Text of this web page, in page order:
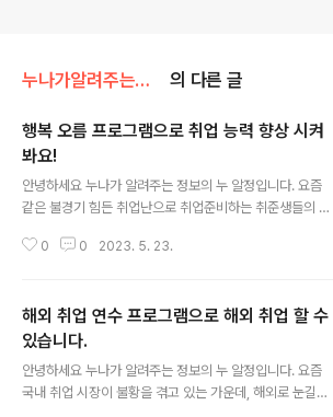
누나가알려주는정보 의 다른 글
행복 오름 프로그램으로 취업 능력 향상 시켜
봐요!
안녕하세요 누나가 알려주는 정보의 누 알정입니다. 요즘
같은 불경기 힘든 취업난으로 취업준비하는 취준생들의 시
는데요. 오랫동안 취업준비를 하게 되면 몸도 지치고 그만
인 지원이 필요한 청년들을 대상으로 하는 취업능력향상
프로그램이 있다고 합니다. 그래서 오늘은 취업능력향상
(행복오름) 프로그램에 대해서 알아봤습니다. 취업능력향
상(행복오름) 프로그램? 자활사업에 참여하지 않는 근로능
력이 있는 기초생활수급자를 대상으로 하는 맞춤형 취업지
0 0 2023. 5. 23.
해외 취업 연수 프로그램으로 해외 취업 할 수
있습니다.
안녕하세요 누나가 알려주는 정보의 누 알정입니다. 요즘
국내 취업 시장이 불황을 겪고 있는 가운데, 해외로 눈길을